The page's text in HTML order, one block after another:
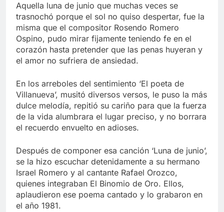
Aquella luna de junio que muchas veces se
trasnochó porque el sol no quiso despertar, fue la
misma que el compositor Rosendo Romero
Ospino, pudo mirar fijamente teniendo fe en el
corazón hasta pretender que las penas huyeran y
el amor no sufriera de ansiedad.
En los arreboles del sentimiento ‘El poeta de
Villanueva’, musitó diversos versos, le puso la más
dulce melodía, repitió su cariño para que la fuerza
de la vida alumbrara el lugar preciso, y no borrara
el recuerdo envuelto en adioses.
Después de componer esa canción ‘Luna de junio’,
se la hizo escuchar detenidamente a su hermano
Israel Romero y al cantante Rafael Orozco,
quienes integraban El Binomio de Oro. Ellos,
aplaudieron ese poema cantado y lo grabaron en
el año 1981.